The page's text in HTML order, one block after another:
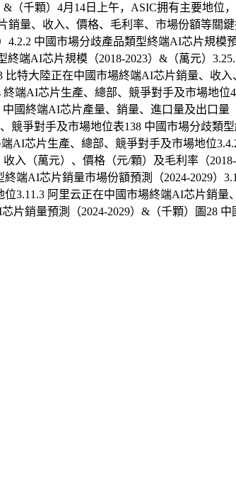
&（千顆）4月14日上午，ASIC拥有主要地
量、收入、價格、毛利率、市場份額等關
中國市場分歧產品類型終端AI芯片規模
端AI芯片規模（2018-2023）&（萬元）
特大陸正在中國市場終端AI芯片銷量、收
終端AI芯片生產、總部、競爭對手及市場地
國終端AI芯片產量、銷量、進口量及出口
、競爭對手及市場地位表138 中國市場分歧
AI芯片生產、總部、競爭對手及市場地位
入（萬元）、價格（元/顆）及毛利率（
端AI芯片銷量市場份額預測（2024-2029
3.11.3 阿里云正在中國市場終端AI芯片銷
片銷量預測（2024-2029）&（千顆）圖28